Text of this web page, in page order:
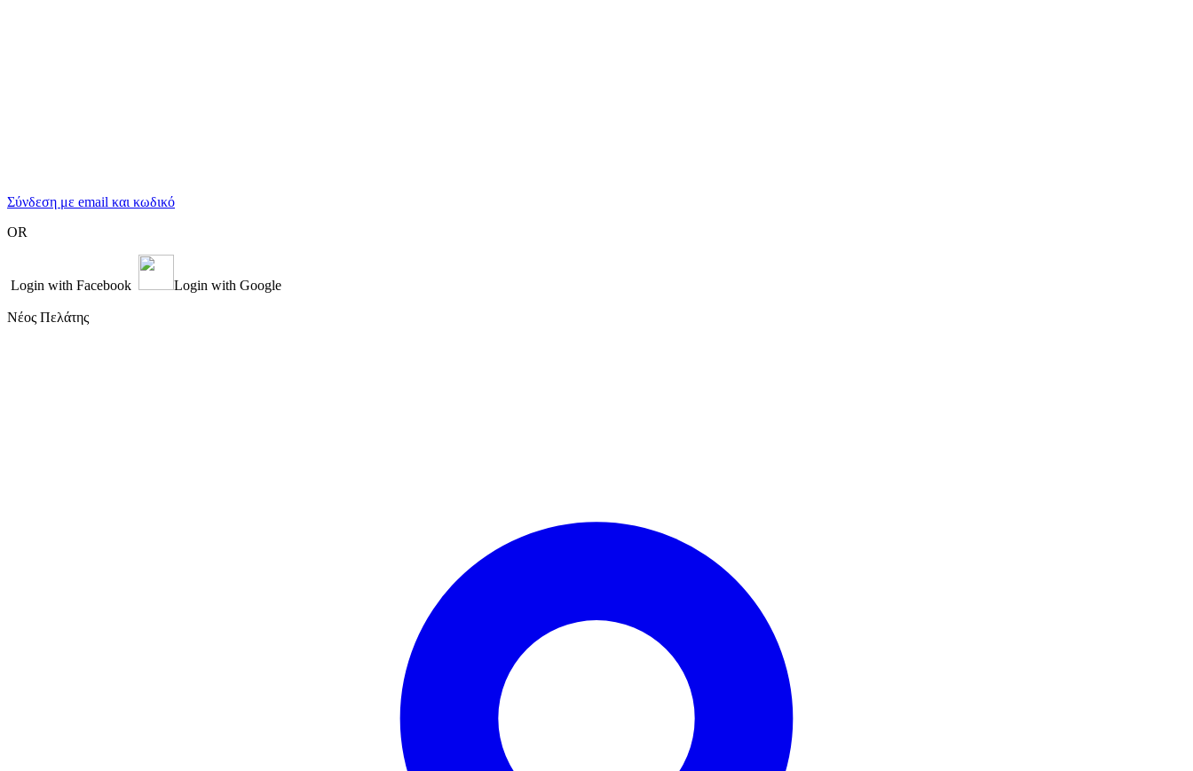
Σύνδεση με email και κωδικό
OR
Login with Facebook Login with Google
Νέος Πελάτης